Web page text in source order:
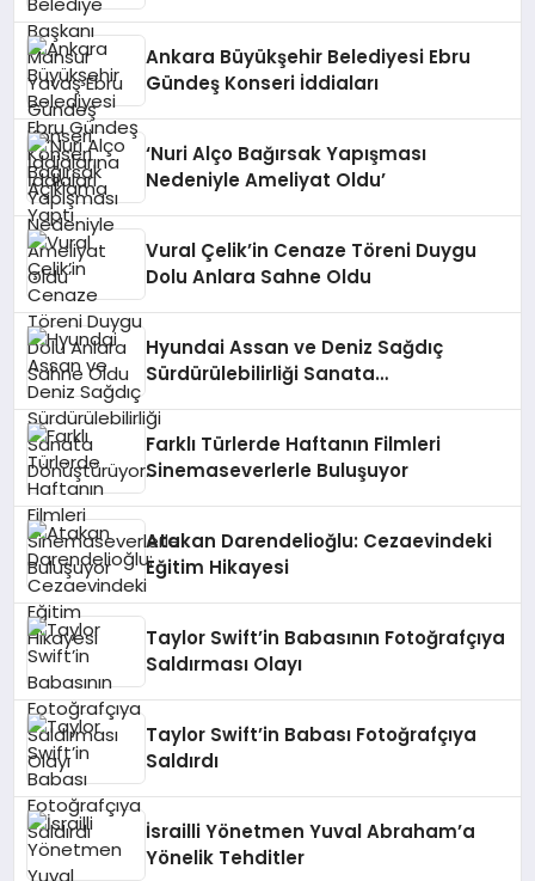
Ankara Büyükşehir Belediyesi Ebru
Gündeş Konseri İddiaları
‘Nuri Alço Bağırsak Yapışması
Nedeniyle Ameliyat Oldu’
Vural Çelik’in Cenaze Töreni Duygu
Dolu Anlara Sahne Oldu
Hyundai Assan ve Deniz Sağdıç
Sürdürülebilirliği Sanata
Farklı Türlerde Haftanın Filmleri
Sinemaseverlerle Buluşuyor
Atakan Darendelioğlu: Cezaevindeki
Eğitim Hikayesi
Taylor Swift’in Babasının Fotoğrafçıya
Saldırması Olayı
Taylor Swift’in Babası Fotoğrafçıya
Saldırdı
İsrailli Yönetmen Yuval Abraham’a
Yönelik Tehditler